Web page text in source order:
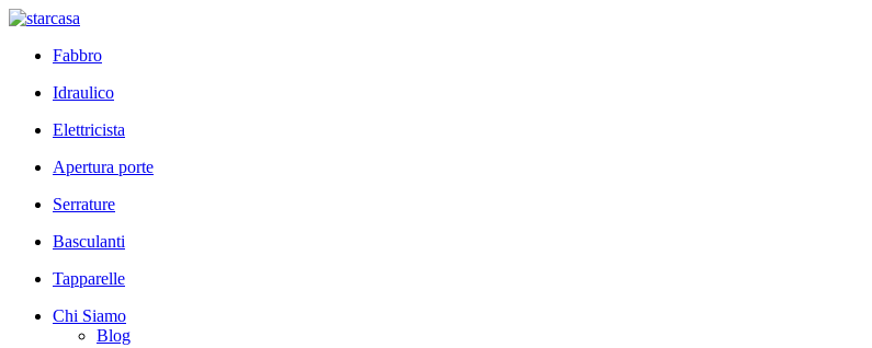
Fabbro
Idraulico
Elettricista
Apertura porte
Serrature
Basculanti
Tapparelle
Chi Siamo
Blog